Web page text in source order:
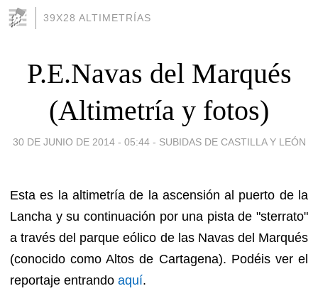
39X28 ALTIMETRÍAS
P.E.Navas del Marqués
(Altimetría y fotos)
30 DE JUNIO DE 2014 - 05:44 - SUBIDAS DE CASTILLA Y LEÓN
Esta es la altimetría de la ascensión al puerto de la
Lancha y su continuación por una pista de "sterrato"
a través del parque eólico de las Navas del Marqués
(conocido como Altos de Cartagena). Podéis ver el
reportaje entrando aquí.